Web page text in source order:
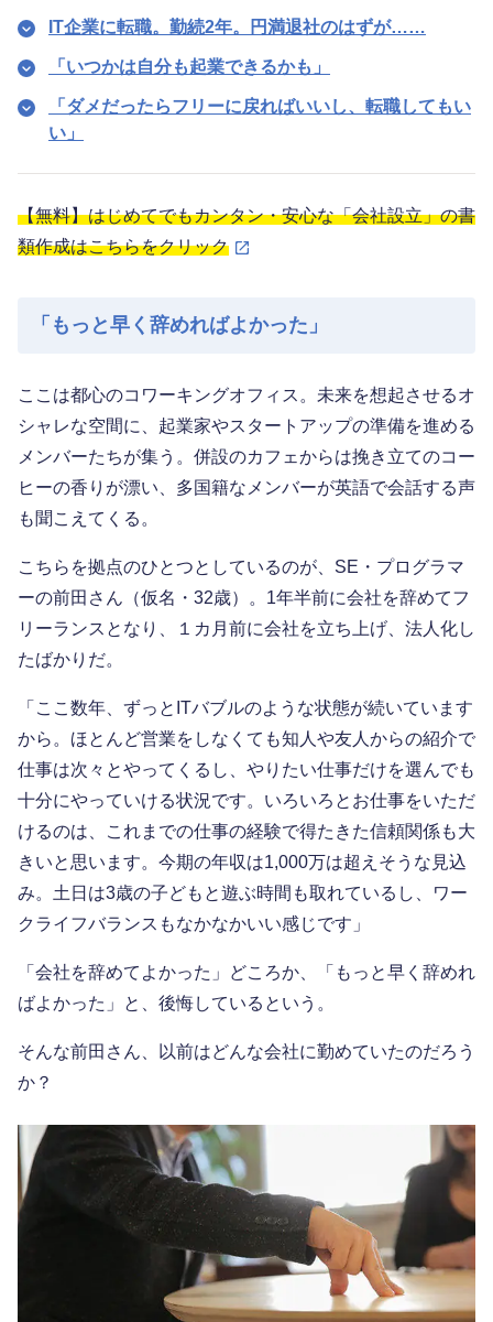
IT企業に転職。勤続2年。円満退社のはずが……
「いつかは自分も起業できるかも」
「ダメだったらフリーに戻ればいいし、転職してもい
い」
【無料】はじめてでもカンタン・安心な「会社設立」の書
類作成はこちらをクリック
「もっと早く辞めればよかった」
ここは都心のコワーキングオフィス。未来を想起させるオ
シャレな空間に、起業家やスタートアップの準備を進める
メンバーたちが集う。併設のカフェからは挽き立てのコー
ヒーの香りが漂い、多国籍なメンバーが英語で会話する声
も聞こえてくる。
こちらを拠点のひとつとしているのが、SE・プログラマ
ーの前田さん（仮名・32歳）。1年半前に会社を辞めてフ
リーランスとなり、１カ月前に会社を立ち上げ、法人化し
たばかりだ。
「ここ数年、ずっとITバブルのような状態が続いています
から。ほとんど営業をしなくても知人や友人からの紹介で
仕事は次々とやってくるし、やりたい仕事だけを選んでも
十分にやっていける状況です。いろいろとお仕事をいただ
けるのは、これまでの仕事の経験で得たきた信頼関係も大
きいと思います。今期の年収は1,000万は超えそうな見込
み。土日は3歳の子どもと遊ぶ時間も取れているし、ワー
クライフバランスもなかなかいい感じです」
「会社を辞めてよかった」どころか、「もっと早く辞めれ
ばよかった」と、後悔しているという。
そんな前田さん、以前はどんな会社に勤めていたのだろう
か？